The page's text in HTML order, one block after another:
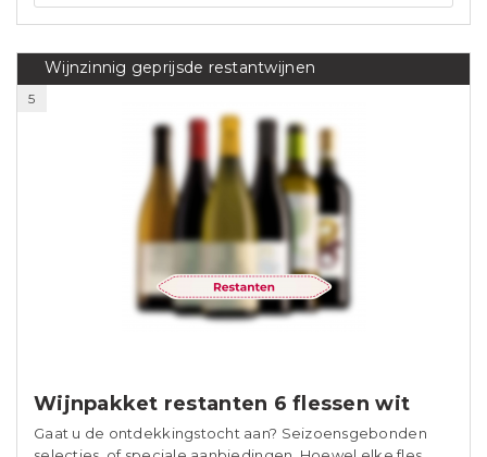
Wijnzinnig geprijsde restantwijnen
5
Wijnpakket restanten 6 flessen wit
Gaat u de ontdekkingstocht aan? Seizoensgebonden